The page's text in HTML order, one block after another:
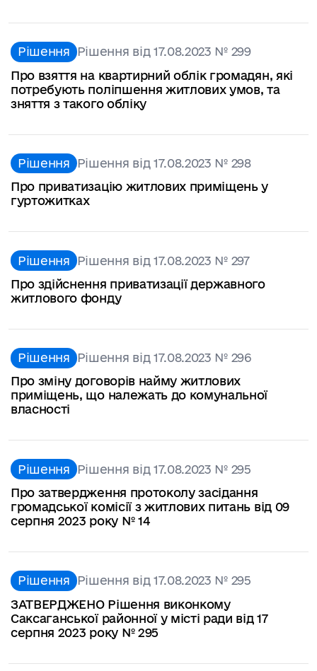
Рішення Рішення від 17.08.2023 № 299
Про взяття на квартирний облік громадян, які
потребують поліпшення житлових умов, та
зняття з такого обліку
Рішення Рішення від 17.08.2023 № 298
Про приватизацію житлових приміщень у
гуртожитках
Рішення Рішення від 17.08.2023 № 297
Про здійснення приватизації державного
житлового фонду
Рішення Рішення від 17.08.2023 № 296
Про зміну договорів найму житлових
приміщень, що належать до комунальної
власності
Рішення Рішення від 17.08.2023 № 295
Про затвердження протоколу засідання
громадської комісії з житлових питань від 09
серпня 2023 року № 14
Рішення Рішення від 17.08.2023 № 295
ЗАТВЕРДЖЕНО Рішення виконкому
Саксаганської районної у місті ради від 17
серпня 2023 року № 295